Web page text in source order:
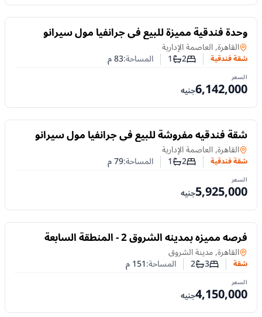
للبيع
وحدة فندقية مميزة للبيع في جرانفيا مول سيرانو
بالعاصمة الإدارية الجديدة
شقة فندقيةفي
القاهرة, العاصمة الإدارية
شقة فندقية عدد غرف النوم
2عدد الحمامات
1 المساحة:83م
السعر
6,142,000جنيه
للبيع
شقة فندقيه مفروشة للبيع في جرانفيا مول سيرانو
العاصمة الإدارية الجديدة غرفتين نوم وتقسيط 6 سنوات
شقة فندقيةفي
القاهرة, العاصمة الإدارية
شقة فندقية عدد غرف النوم
2عدد الحمامات
1 المساحة:79م
السعر
5,925,000جنيه
للبيع فرصه مميزه بمدينه الشروق 2 - المنطقة السابعة
عمارات - الحى الثانى
في
القاهرة, مدينة الشروق
شقة عدد غرف النوم
3عدد الحمامات
2 المساحة:151م
السعر
4,150,000جنيه